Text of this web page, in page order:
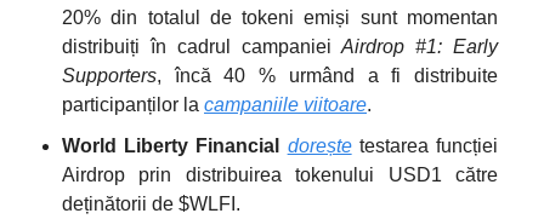
20% din totalul de tokeni emiși sunt momentan
distribuiți în cadrul campanieiAirdrop #1: Early
Supporters, încă 40 % urmând a fi distribuite
participanților la campaniile viitoare.
World Liberty Financial
dorește testarea funcției
Airdrop prin distribuirea tokenului USD1 către
deținătorii de $WLFI.